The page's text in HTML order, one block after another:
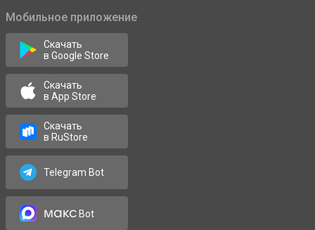
Мобильное приложение
Скачать
в Google Store
Скачать
в App Store
Скачать
в RuStore
Telegram Bot
максBot